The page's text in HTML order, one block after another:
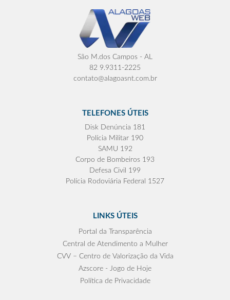
São M.dos Campos - AL
82 9.9311-2225
contato@alagoasnt.com.br
TELEFONES ÚTEIS
Disk Denúncia 181
Polícia Militar 190
SAMU 192
Corpo de Bombeiros 193
Defesa Civil 199
Polícia Rodoviária Federal 1527
LINKS ÚTEIS
Portal da Transparência
Central de Atendimento a Mulher
CVV – Centro de Valorização da Vida
Azscore - Jogo de Hoje
Política de Privacidade